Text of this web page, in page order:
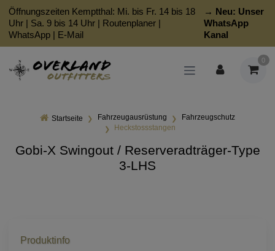
Öffnungszeiten Kemptthal: Mi. bis Fr. 14 bis 18
Uhr | Sa. 9 bis 14 Uhr | Routenplaner |
WhatsApp | E-Mail
→ Neu: Unser
WhatsApp
Kanal
0
Startseite Fahrzeugausrüstung
Fahrzeugschutz
Heckstossstangen
Gobi-X Swingout / Reserveradträger-Type
3-LHS
Produktinfo